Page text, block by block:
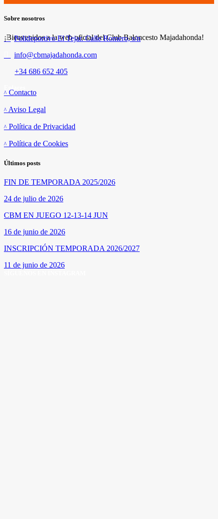
Sobre nosotros
¡Bienvenidos a la web oficial del Club Baloncesto Majadahonda!
Polideportivo El Tejar. Calle Romero, s/n
info@cbmajadahonda.com
+34 686 652 405
Contacto
Aviso Legal
Política de Privacidad
Política de Cookies
Últimos posts
FIN DE TEMPORADA 2025/2026
24 de julio de 2026
CBM EN JUEGO 12-13-14 JUN
16 de junio de 2026
INSCRIPCIÓN TEMPORADA 2026/2027
11 de junio de 2026